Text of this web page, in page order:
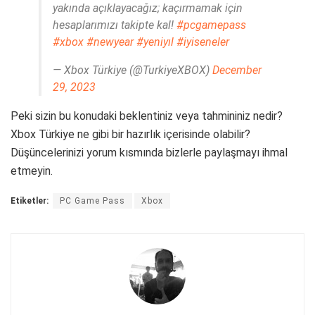
yakında açıklayacağız; kaçırmamak için
hesaplarımızı takipte kal! #pcgamepass
#xbox #newyear #yeniyıl #iyiseneler
— Xbox Türkiye (@TurkiyeXBOX) December
29, 2023
Peki sizin bu konudaki beklentiniz veya tahmininiz nedir?
Xbox Türkiye ne gibi bir hazırlık içerisinde olabilir?
Düşüncelerinizi yorum kısmında bizlerle paylaşmayı ihmal
etmeyin.
Etiketler: PC Game Pass Xbox